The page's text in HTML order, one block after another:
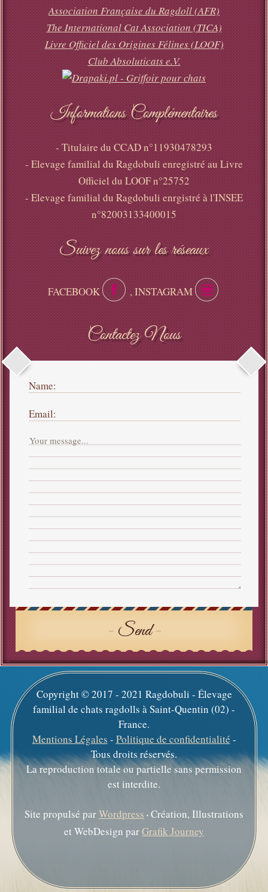
Association Française du Ragdoll (AFR)
The International Cat Association (TICA)
Livre Officiel des Origines Félines (LOOF)
Club Absoluticats e.V.
Informations Complémentaires
- Titulaire du CCAD n°11930478293
- Elevage familial du Ragdobuli enregistré au Livre
Officiel du LOOF n°25752
- Elevage familial du Ragdobuli enrgistré à l'INSEE
n°82003133400015
Suivez nous sur les réseaux
FACEBOOK , INSTAGRAM
Contactez Nous
Name:
Email:
Send
Copyright © 2017 - 2021 Ragdobuli - Élevage
familial de chats ragdolls à Saint-Quentin (02) -
France.
Mentions Légales - Politique de confidentialité -
Tous droits réservés.
La reproduction totale ou partielle sans permission
est interdite.
Site propulsé parWordpress • Création, Illustrations
et WebDesign parGrafik Journey